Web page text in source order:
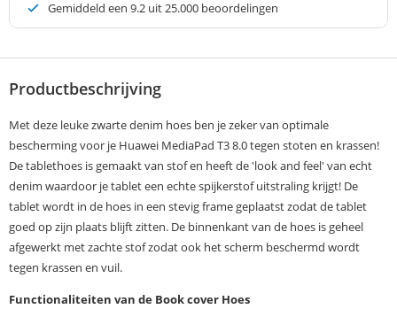
Gemiddeld een 9.2 uit 25.000 beoordelingen
Productbeschrijving
Met deze leuke zwarte denim hoes ben je zeker van optimale
bescherming voor je Huawei MediaPad T3 8.0 tegen stoten en krassen!
De tablethoes is gemaakt van stof en heeft de 'look and feel' van echt
denim waardoor je tablet een echte spijkerstof uitstraling krijgt! De
tablet wordt in de hoes in een stevig frame geplaatst zodat de tablet
goed op zijn plaats blijft zitten. De binnenkant van de hoes is geheel
afgewerkt met zachte stof zodat ook het scherm beschermd wordt
tegen krassen en vuil.
Functionaliteiten van de Book cover Hoes